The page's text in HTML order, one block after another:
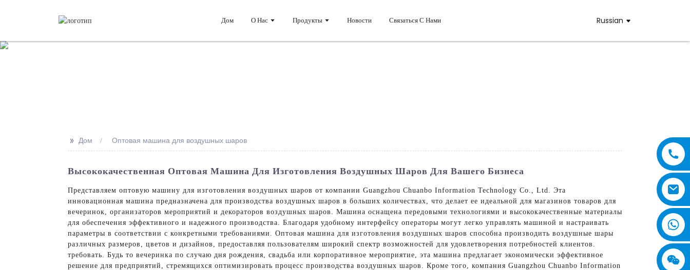
Дом О Нас Продукты Новости Связаться С Нами Russian
>> Дом Оптовая машина для воздушных шаров
Высококачественная Оптовая Машина Для Изготовления Воздушных Шаров Для Вашего Бизнеса
Представляем оптовую машину для изготовления воздушных шаров от компании Guangzhou Chuanbo Information Technology Co., Ltd. Эта
инновационная машина предназначена для производства воздушных шаров в больших количествах, что делает ее идеальной для магазинов товаров для
вечеринок, организаторов мероприятий и декораторов воздушных шаров. Машина оснащена передовыми технологиями и высококачественные материалы
для обеспечения эффективного и надежного производства. Благодаря удобному интерфейсу операторы могут легко управлять машиной и настраивать
параметры в соответствии с конкретными требованиями. Оптовая машина для изготовления воздушных шаров способна производить воздушные шары
различных размеров, цветов и дизайнов, предоставляя пользователям широкий спектр возможностей для удовлетворения потребностей клиентов.
требовать. Будь то вечеринка по случаю дня рождения, свадьба или корпоративное мероприятие, эта машина предлагает экономически эффективное
решение для предприятий, стремящихся оптимизировать процесс производства воздушных шаров. Кроме того, компания Guangzhou Chuanbo Information